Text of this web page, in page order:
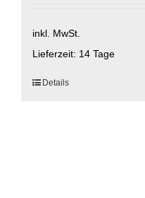
inkl. MwSt.
Lieferzeit: 14 Tage
Dieses
Details